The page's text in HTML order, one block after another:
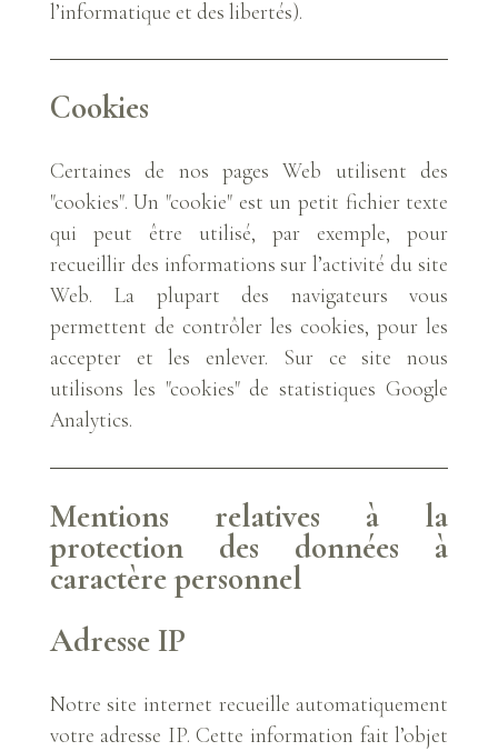
l’informatique et des libertés).
Cookies
Certaines de nos pages Web utilisent des
"cookies". Un "cookie" est un petit fichier texte
qui peut être utilisé, par exemple, pour
recueillir des informations sur l’activité du site
Web. La plupart des navigateurs vous
permettent de contrôler les cookies, pour les
accepter et les enlever. Sur ce site nous
utilisons les "cookies" de statistiques Google
Analytics.
Mentions relatives à la
protection des données à
caractère personnel
Adresse IP
Notre site internet recueille automatiquement
votre adresse IP. Cette information fait l’objet